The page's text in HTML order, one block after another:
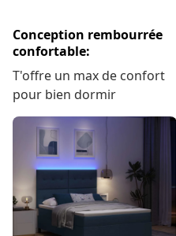
confortable:
T'offre un max de confort
pour bien dormir